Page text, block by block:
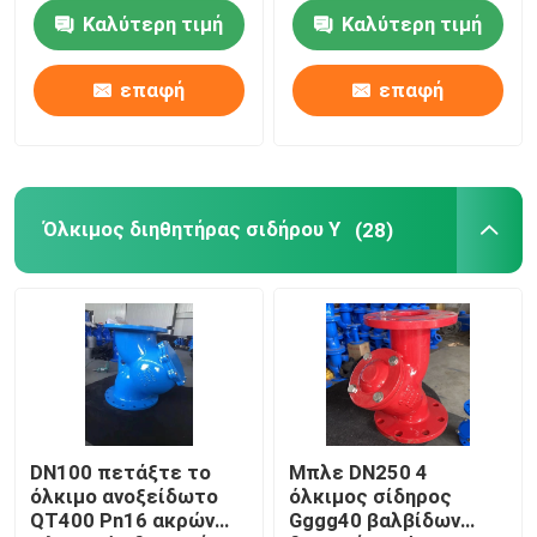
Σιωπηλή βαλβίδα αντεπιστροφής χυτοσιδήρου
καθισμάτων βαλβίδων
QT400 QT450
ελαστική
Καλύτερη τιμή
επαφή
ελαστικό QT450
QT400Καλύτερη τιμή
επαφή
Όλκιμος διηθητήρας σιδήρου Υ (28)
DN100 πετάξτε το
όλκιμο ανοξείδωτο
QT400 Pn16 ακρών
Μπλε DN250 4
όλκιμος σίδηρος
Gggg40 βαλβίδων